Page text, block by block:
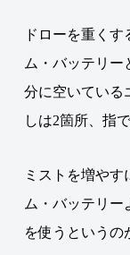
ドローを重く
ム・バッテリー
分に空いている
しは2箇所、指
ミストを増やす
ム・バッテリ
を使うというの